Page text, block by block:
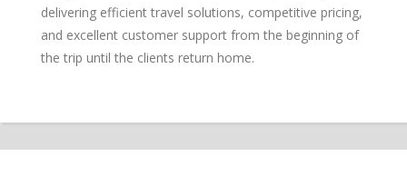
delivering efficient travel solutions, competitive pricing,
and excellent customer support from the beginning of
the trip until the clients return home.